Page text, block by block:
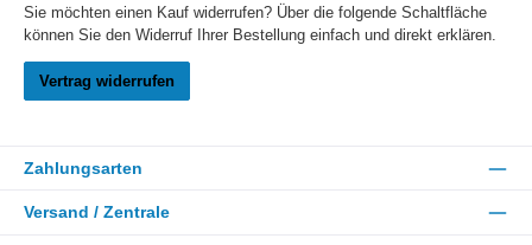
Sie möchten einen Kauf widerrufen? Über die folgende Schaltfläche
können Sie den Widerruf Ihrer Bestellung einfach und direkt erklären.
Vertrag widerrufen
Zahlungsarten
Versand / Zentrale